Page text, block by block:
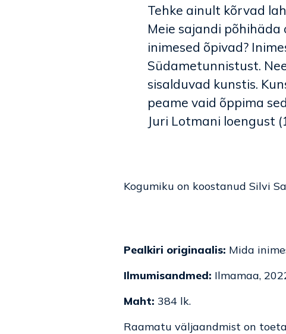
Tehke ainult kõrvad
Meie sajandi põhihäda
inimesed õpivad?
Südametunnistust.
sisalduvad kunstis.
peame vaid õppima
Juri Lotmani loengust
Kogumiku on koostanud Silvi
Pealkiri originaalis: Mida
Ilmumisandmed: Ilmamaa,
Maht: 384 lk.
Raamatu väljaandmist on